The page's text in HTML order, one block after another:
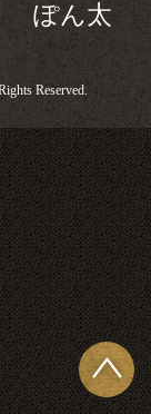
ぽん太
Reserved.